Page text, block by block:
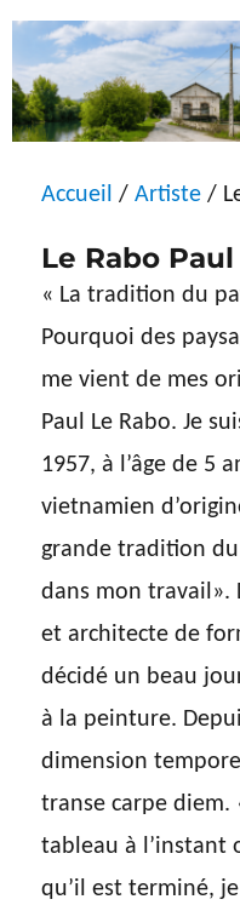
Accueil /Artiste /
Le Rabo Paul
« La tradition du
Pourquoi des
me vient de mes
Paul Le Rabo. Je
1957, à l’âge de 5
vietnamien
grande tradition du
dans mon travail».
et architecte de
décidé un beau
à la peinture.
dimension
transe carpe diem.
tableau à l’instant
qu’il est terminé,